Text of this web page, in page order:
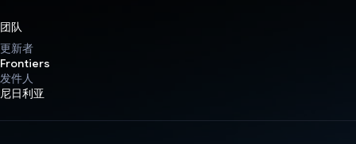
团队
更新者
Frontiers
发件人
尼日利亚